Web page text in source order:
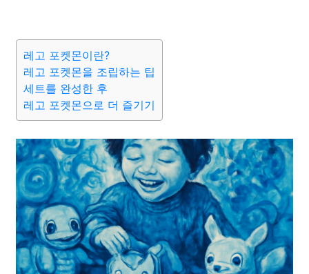
레고 포켓몬이란?
레고 포켓몬을 조립하는 팁
세트를 완성한 후
레고 포켓몬으로 더 즐기기